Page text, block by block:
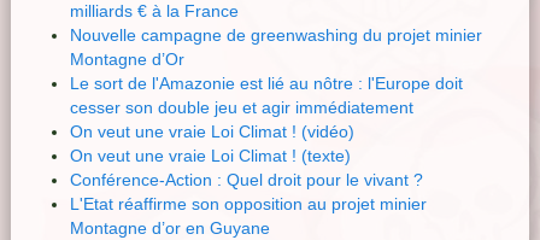
milliards € à la France
Nouvelle campagne de greenwashing du projet minier
Montagne d’Or
Le sort de l'Amazonie est lié au nôtre : l'Europe doit
cesser son double jeu et agir immédiatement
On veut une vraie Loi Climat ! (vidéo)
On veut une vraie Loi Climat ! (texte)
Conférence-Action : Quel droit pour le vivant ?
L'Etat réaffirme son opposition au projet minier
Montagne d’or en Guyane